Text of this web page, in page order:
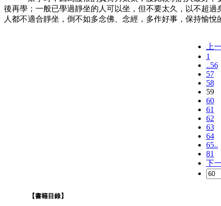
後再學；一般已學過靜坐的人可以坐，但不要太久，以不超
人都不適合靜坐，倒不如多念佛、念經，多作好事，保持愉
上
1
..56
57
58
59
60
61
62
63
64
65..
81
下
【書籍目錄】